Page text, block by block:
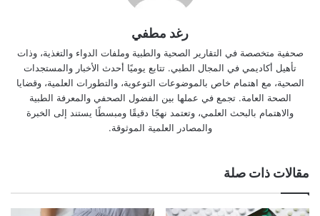
رغد مطفي
صحفية متخصصة في التقارير الصحية والطبية وملفات الدواء والتغذية، وذات
تأهيل أكاديمي في المجال الطبي. تتابع يوميًا أحدث الأخبار والمستجدات
الصحية، مع اهتمام خاص بالموضوعات التوعوية، والتطورات العلمية، وقضايا
الصحة العامة. تجمع في عملها بين الفضول الصحفي والمعرفة الطبية
والاهتمام بالبحث العلمي، وتعتمد نهجًا دقيقًا ومبسطًا يستند إلى الخبرة
والمصادر العلمية الموثوقة.
مقالات ذات صلة